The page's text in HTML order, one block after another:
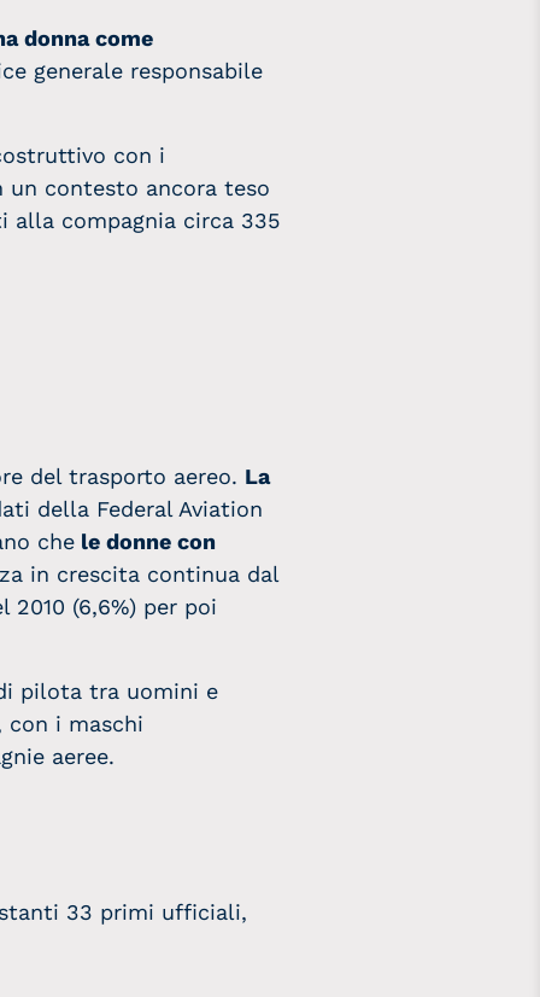
donna come
generale responsabile
con i
contesto ancora teso
alla compagnia circa 335
del trasporto aereo. La
della Federal Aviation
che le donne con
in crescita continua dal
2010 (6,6%) per poi
pilota tra uomini e
con i maschi
aeree.
33 primi ufficiali,